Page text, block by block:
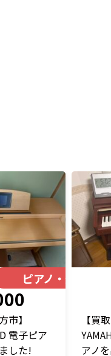
ピアノ・楽器
市】
電子ピア
した!
【買
アノ